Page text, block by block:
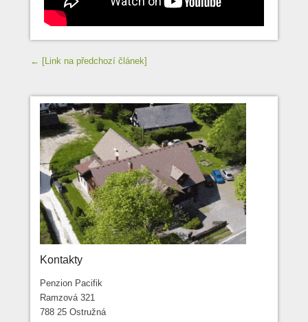
Navigace příspěvků
← [Link na předchozí článek]
Kontakty
Penzion Pacifik
Ramzová 321
788 25 Ostružná